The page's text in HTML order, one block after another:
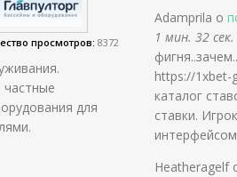
просмотров: 8372
для
Adamprila о
1 мин. 32 сек.
https://1xbet-
каталог
ставки.
Heatheragelf